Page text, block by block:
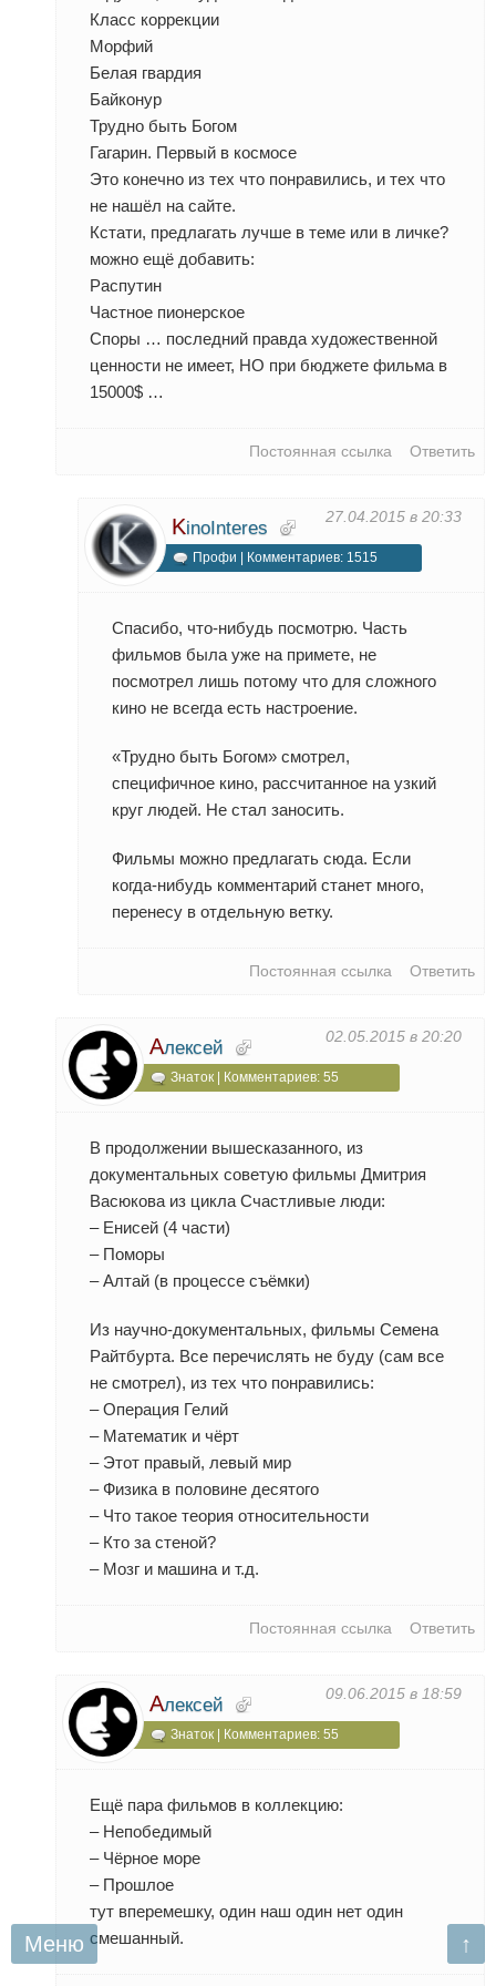
Класс коррекции
Морфий
Белая гвардия
Байконур
Трудно быть Богом
Гагарин. Первый в космосе
Это конечно из тех что понравились, и тех что
не нашёл на сайте.
Кстати, предлагать лучше в теме или в личке?
можно ещё добавить:
Распутин
Частное пионерское
Споры … последний правда художественной
ценности не имеет, НО при бюджете фильма в
15000$ …
Постоянная ссылка Ответить
27.04.2015 в 20:33
KinoInteres
Профи | Комментариев: 1515
Спасибо, что-нибудь посмотрю. Часть
фильмов была уже на примете, не
посмотрел лишь потому что для сложного
кино не всегда есть настроение.
«Трудно быть Богом» смотрел,
специфичное кино, рассчитанное на узкий
круг людей. Не стал заносить.
Фильмы можно предлагать сюда. Если
когда-нибудь комментарий станет много,
перенесу в отдельную ветку.
Постоянная ссылка Ответить
02.05.2015 в 20:20
Алексей
Знаток | Комментариев: 55
В продолжении вышесказанного, из
документальных советую фильмы Дмитрия
Васюкова из цикла Счастливые люди:
– Енисей (4 части)
– Поморы
– Алтай (в процессе съёмки)
Из научно-документальных, фильмы Семена
Райтбурта. Все перечислять не буду (сам все
не смотрел), из тех что понравились:
– Операция Гелий
– Математик и чёрт
– Этот правый, левый мир
– Физика в половине десятого
– Что такое теория относительности
– Кто за стеной?
– Мозг и машина и т.д.
Постоянная ссылка Ответить
09.06.2015 в 18:59
Алексей
Знаток | Комментариев: 55
Ещё пара фильмов в коллекцию:
– Непобедимый
– Чёрное море
– Прошлое
тут вперемешку, один наш один нет один
смешанный.
Меню ↑